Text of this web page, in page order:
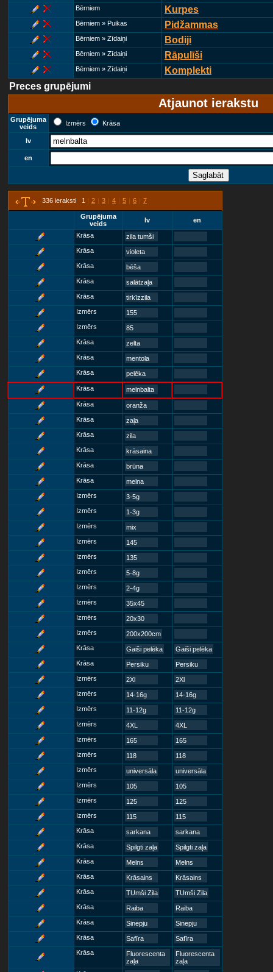
Bērniem Kurpes
Bērniem » Puikas Pidžammas
Bērniem » Zīdaiņi Bodiji
Bērniem » Zīdaiņi Rāpulīši
Bērniem » Zīdaiņi
Komplekti
Preces grupējumi
Atjaunot ierakstu
Grupējuma
veids
Izmērs Krāsa
lv
en
336 ieraksti 1 | 2 | 3 | 4 | 5 | 6 | 7
Grupējuma
veids
lv en
Krāsa
zila tumši
Krāsa
violeta
Krāsa
bēša
Krāsa
salātzaļa
Krāsa
tirkīzzila
Izmērs
155
Izmērs
85
Krāsa
zelta
Krāsa
mentola
Krāsa
pelēka
Krāsa
melnbalta
Krāsa
oranža
Krāsa
zaļa
Krāsa
zila
Krāsa
krāsaina
Krāsa
brūna
Krāsa
melna
Izmērs
3-5g
Izmērs
1-3g
Izmērs
mix
Izmērs
145
Izmērs
135
Izmērs
5-8g
Izmērs
2-4g
Izmērs
35x45
Izmērs
20x30
Izmērs
200x200cm
Krāsa
Gaiši pelēka
Gaiši pelēka
Krāsa
Persiku
Persiku
Izmērs
2Xl
2Xl
Izmērs
14-16g
14-16g
Izmērs
11-12g
11-12g
Izmērs
4XL
4XL
Izmērs
165
165
Izmērs
118
118
Izmērs
universāla
universāla
Izmērs
105
105
Izmērs
125
125
Izmērs
115
115
Krāsa
sarkana
sarkana
Krāsa
Spilgti zaļa
Spilgti zaļa
Krāsa
Melns
Melns
Krāsa
Krāsains
Krāsains
Krāsa
TUmši Zila
TUmši Zila
Krāsa
Raiba
Raiba
Krāsa
Sinepju
Sinepju
Krāsa
Safīra
Safīra
Krāsa
Fluorescenta
zaļa
Fluorescenta
zaļa